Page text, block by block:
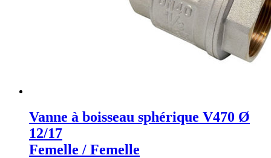
Vanne à boisseau sphérique V470 Ø
12/17
Femelle / Femelle